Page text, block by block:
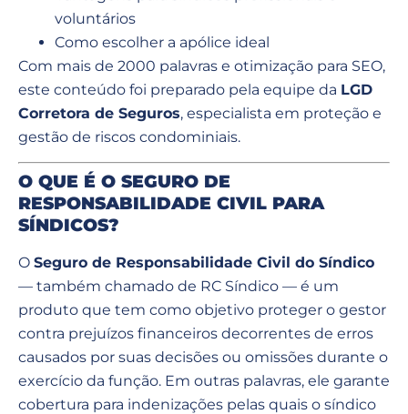
voluntários
Como escolher a apólice ideal
Com mais de 2000 palavras e otimização para SEO,
este conteúdo foi preparado pela equipe da LGD
Corretora de Seguros, especialista em proteção e
gestão de riscos condominiais.
O QUE É O SEGURO DE
RESPONSABILIDADE CIVIL PARA
SÍNDICOS?
O Seguro de Responsabilidade Civil do Síndico
— também chamado de RC Síndico — é um
produto que tem como objetivo proteger o gestor
contra prejuízos financeiros decorrentes de erros
causados por suas decisões ou omissões durante o
exercício da função. Em outras palavras, ele garante
cobertura para indenizações pelas quais o síndico